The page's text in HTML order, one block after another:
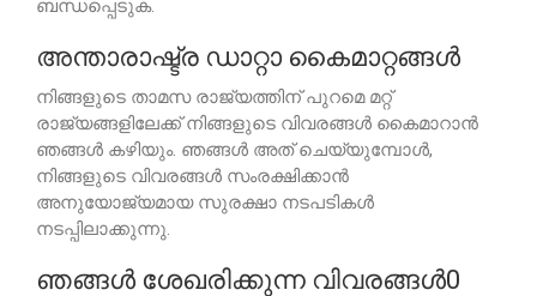
ബന്ധപ്പെടുക.
അന്താരാഷ്ട്ര ഡാറ്റാ കൈമാറ്റങ്ങൾ
നിങ്ങളുടെ താമസ രാജ്യത്തിന് പുറമെ മറ്റ്
രാജ്യങ്ങളിലേക്ക് നിങ്ങളുടെ വിവരങ്ങൾ കൈമാറാൻ
ഞങ്ങൾ കഴിയും. ഞങ്ങൾ അത് ചെയ്യുമ്പോൾ,
നിങ്ങളുടെ വിവരങ്ങൾ സംരക്ഷിക്കാൻ
അനുയോജ്യമായ സുരക്ഷാ നടപടികൾ
നടപ്പിലാക്കുന്നു.
ഞങ്ങൾ ശേഖരിക്കുന്ന വിവരങ്ങൾ0